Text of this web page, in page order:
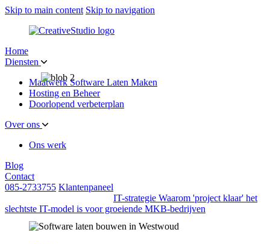
Skip to main content Skip to navigation
Home
Diensten
Maatwerk Software Laten Maken
Hosting en Beheer
Doorlopend verbeterplan
Over ons
Ons werk
Blog
Contact
085-2733755 Klantenpaneel
IT-strategie Waarom 'project klaar' het
slechtste IT-model is voor groeiende MKB-bedrijven